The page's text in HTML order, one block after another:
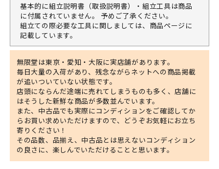
基本的に組立説明書（取扱説明書）・組立工具は商品
に付属されていません。 予めご了承ください。
組立ての際必要な工具に関しましては、商品ページに
記載しています。
無限堂は東京・愛知・大阪に実店舗があります。
毎日大量の入荷があり、残念ながらネットへの商品掲載
が追いついていない状態です。
店頭にならんだ途端に売れてしまうものも多く、店舗に
はそうした新鮮な商品が多数並んでいます。
また、中古品でも実際にコンディションをご確認してか
らお買い求めいただけますので、どうぞお気軽にお立ち
寄りください！
その品数、品揃え、中古品とは思えないコンディション
の良さに、楽しんでいただけることと思います。